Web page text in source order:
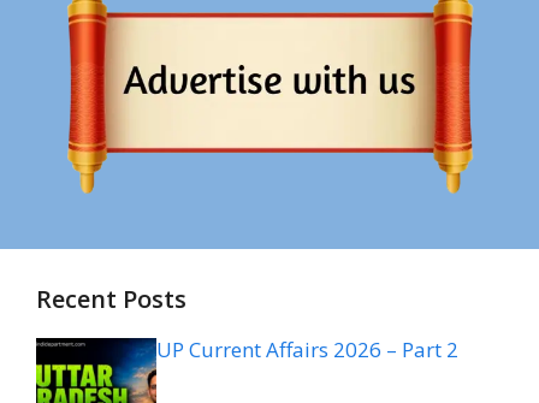
Recent Posts
UP Current Affairs 2026 – Part 2